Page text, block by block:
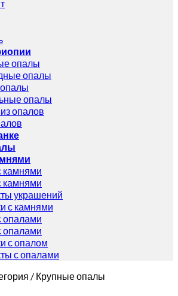
опалы
опалы
опалы
опалов
камнями
камнями
украшений
с камнями
опалами
опалами
с опалом
с опалами
/ Крупные опалы